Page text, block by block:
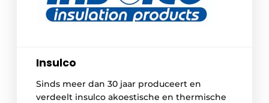
Insulco
Sinds meer dan 30 jaar produceert en
verdeelt insulco akoestische en thermische